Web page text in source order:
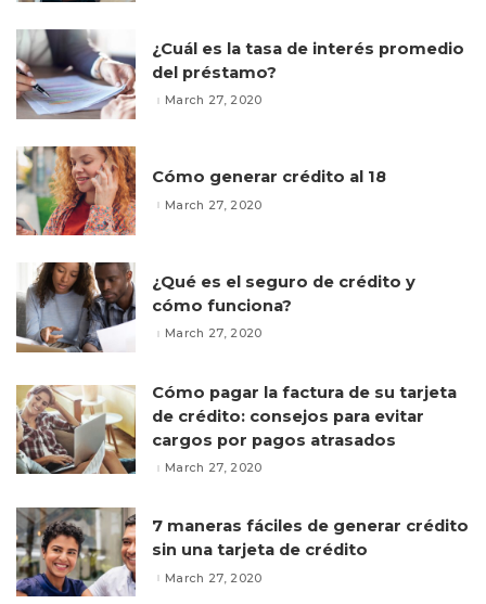
¿Cuál es la tasa de interés promedio
del préstamo?
March 27, 2020
Cómo generar crédito al 18
March 27, 2020
¿Qué es el seguro de crédito y
cómo funciona?
March 27, 2020
Cómo pagar la factura de su tarjeta
de crédito: consejos para evitar
cargos por pagos atrasados
March 27, 2020
7 maneras fáciles de generar crédito
sin una tarjeta de crédito
March 27, 2020